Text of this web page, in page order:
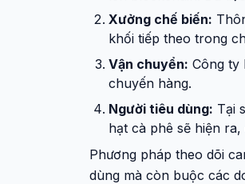
Xưởng chế biến:
khối tiếp theo trong
Vận chuyển: Công ty
chuyến hàng.
Người tiêu dùng: Tại
hạt cà phê sẽ hiện
Phương pháp theo dõi
dùng mà còn buộc các